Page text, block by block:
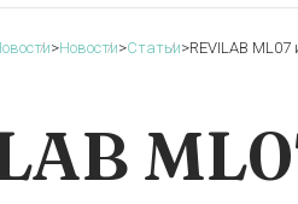
>Новости>Статьи>REVILAB